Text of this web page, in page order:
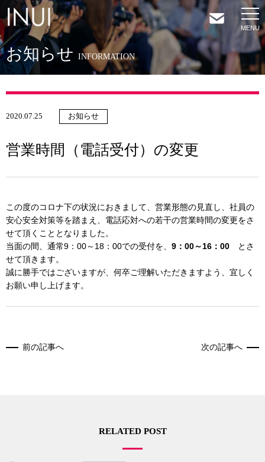
HOME
NEWS
RECRUIT
BLOG
お知らせ INFORMATION
営業時間（電話受付）の変更
2020.07.25 お知らせ
この度のコロナ下の状況におきまして、営業形態の見直し、社員の
安心安全対策等を踏まえ、電話応対への若干の営業時間の変更をさ
せて頂くこととなりました。
当面の間、通常9：00～18：00での受付を、 9：00～16：00
とさ
せて頂きます。
誠に勝手ではございますが、何卒ご理解いただきますよう、宜しく
お願い申し上げます。
前の記事へ 次の記事へ
RELATED POST